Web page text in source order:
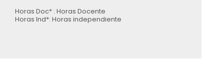
Horas Doc* : Horas Docente
Horas Ind*: Horas independiente